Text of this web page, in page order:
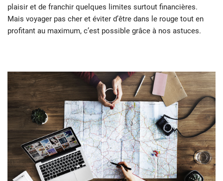
plaisir et de franchir quelques limites surtout financières.
Mais voyager pas cher et éviter d’être dans le rouge tout en
profitant au maximum, c’est possible grâce à nos astuces.